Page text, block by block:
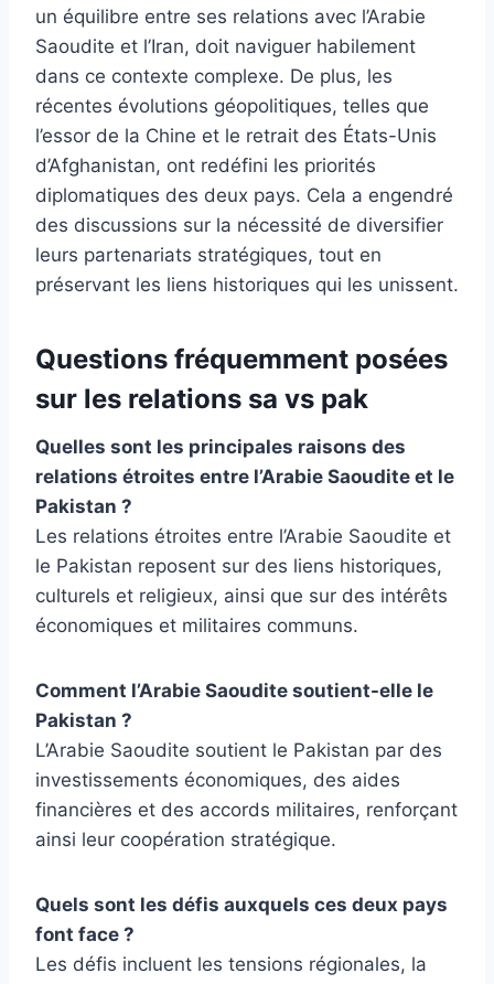
un équilibre entre ses relations avec l’Arabie
Saoudite et l’Iran, doit naviguer habilement
dans ce contexte complexe. De plus, les
récentes évolutions géopolitiques, telles que
l’essor de la Chine et le retrait des États-Unis
d’Afghanistan, ont redéfini les priorités
diplomatiques des deux pays. Cela a engendré
des discussions sur la nécessité de diversifier
leurs partenariats stratégiques, tout en
préservant les liens historiques qui les unissent.
Questions fréquemment posées
sur les relations sa vs pak
Quelles sont les principales raisons des
relations étroites entre l’Arabie Saoudite et le
Pakistan ?
Les relations étroites entre l’Arabie Saoudite et
le Pakistan reposent sur des liens historiques,
culturels et religieux, ainsi que sur des intérêts
économiques et militaires communs.
Comment l’Arabie Saoudite soutient-elle le
Pakistan ?
L’Arabie Saoudite soutient le Pakistan par des
investissements économiques, des aides
financières et des accords militaires, renforçant
ainsi leur coopération stratégique.
Quels sont les défis auxquels ces deux pays
font face ?
Les défis incluent les tensions régionales, la